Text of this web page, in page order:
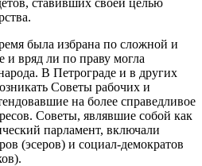
была избрана по сложной и
и вряд ли по праву могла
В Петрограде и в других
Советы рабочих и
на более справедливое
Советы, являвшие собой как
парламент, включали
(эсеров) и социал-демократов